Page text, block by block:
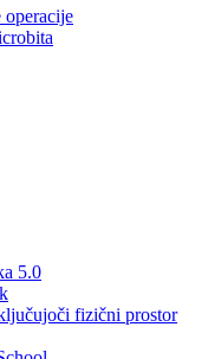
5.0
fizični prostor